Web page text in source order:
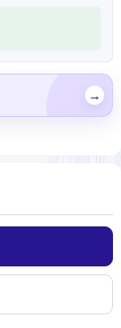
→